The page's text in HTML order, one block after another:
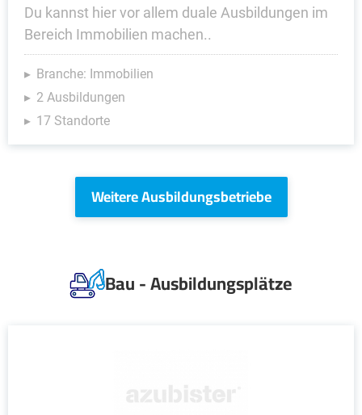
Du kannst hier vor allem duale Ausbildungen im
Bereich Immobilien machen..
Branche: Immobilien
2 Ausbildungen
17 Standorte
Weitere Ausbildungsbetriebe
Bau - Ausbildungsplätze